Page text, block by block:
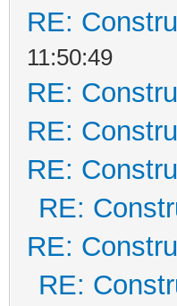
RE:
11:50:49
RE:
RE:
RE:
RE:
RE:
RE: